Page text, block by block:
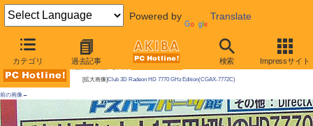
Powered by Translate
カテゴリ 過去記事 検索 Impressサイト
AKIBA PC Hotline!
[拡大画像]Club 3D Radeon HD 7770 GHz Edition(CGAX-7772C)
前の画像←